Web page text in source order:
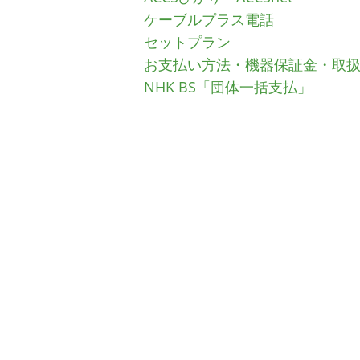
ケーブルプラス電話
セットプラン
お支払い方法・機器保証金・取
NHK BS「団体一括支払」